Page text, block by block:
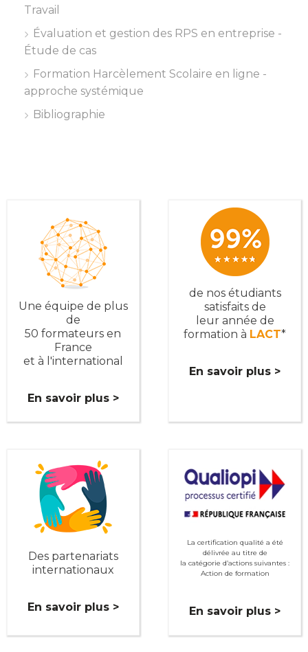
Travail
Évaluation et gestion des RPS en entreprise -
Étude de cas
Formation Harcèlement Scolaire en ligne -
approche systémique
Bibliographie
Une équipe de plus
de
50 formateurs en
France
et à l'international
En savoir plus >
de nos étudiants
satisfaits de
leur année de
formation à LACT*
En savoir plus >
Des partenariats
internationaux
En savoir plus >
La certification qualité a été
délivrée au titre de
la catégorie d’actions suivantes :
Action de formation
En savoir plus >